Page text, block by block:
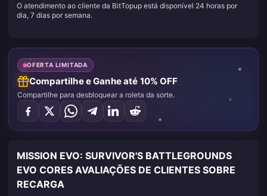
O atendimento ao cliente da BitTopup está disponível 24 horas por
dia, 7 dias por semana.
OFERTA LIMITADA
Compartilhe e Ganhe até 10% OFF
Compartilhe para desbloquear a roleta da sorte.
MISSION EVO: SURVIVOR'S BATTLEGROUNDS
EVO CORES AVALIAÇÕES DE CLIENTES SOBRE
RECARGA